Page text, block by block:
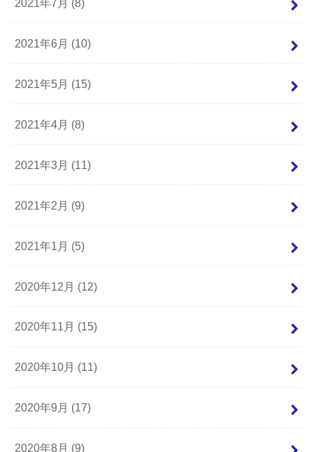
2021年7月 (8)
2021年6月 (10)
2021年5月 (15)
2021年4月 (8)
2021年3月 (11)
2021年2月 (9)
2021年1月 (5)
2020年12月 (12)
2020年11月 (15)
2020年10月 (11)
2020年9月 (17)
2020年8月 (9)